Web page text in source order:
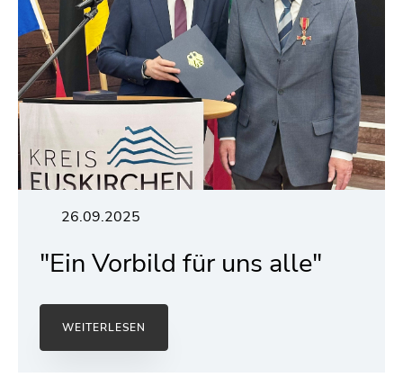
26.09.2025
"Ein Vorbild für uns alle"
WEITERLESEN